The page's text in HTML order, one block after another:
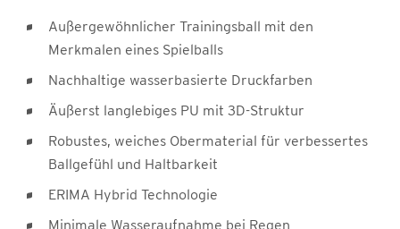
Außergewöhnlicher Trainingsball mit den
Merkmalen eines Spielballs
Nachhaltige wasserbasierte Druckfarben
Äußerst langlebiges PU mit 3D-Struktur
Robustes, weiches Obermaterial für verbessertes
Ballgefühl und Haltbarkeit
ERIMA Hybrid Technologie
Minimale Wasseraufnahme bei Regen